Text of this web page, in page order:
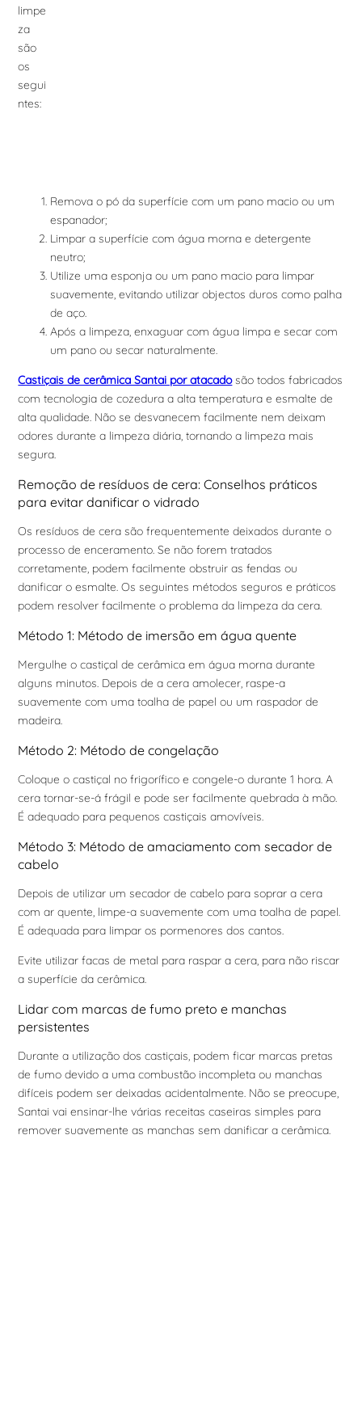
limpe
za
são
os
segui
ntes:
Remova o pó da superfície com um pano macio ou um
espanador;
Limpar a superfície com água morna e detergente
neutro;
Utilize uma esponja ou um pano macio para limpar
suavemente, evitando utilizar objectos duros como palha
de aço.
Após a limpeza, enxaguar com água limpa e secar com
um pano ou secar naturalmente.
Castiçais de cerâmica Santai por atacadosão todos fabricados
com tecnologia de cozedura a alta temperatura e esmalte de
alta qualidade. Não se desvanecem facilmente nem deixam
odores durante a limpeza diária, tornando a limpeza mais
segura.
Remoção de resíduos de cera: Conselhos práticos
para evitar danificar o vidrado
Os resíduos de cera são frequentemente deixados durante o
processo de enceramento. Se não forem tratados
corretamente, podem facilmente obstruir as fendas ou
danificar o esmalte. Os seguintes métodos seguros e práticos
podem resolver facilmente o problema da limpeza da cera.
Método 1: Método de imersão em água quente
Mergulhe o castiçal de cerâmica em água morna durante
alguns minutos. Depois de a cera amolecer, raspe-a
suavemente com uma toalha de papel ou um raspador de
madeira.
Método 2: Método de congelação
Coloque o castiçal no frigorífico e congele-o durante 1 hora. A
cera tornar-se-á frágil e pode ser facilmente quebrada à mão.
É adequado para pequenos castiçais amovíveis.
Método 3: Método de amaciamento com secador de
cabelo
Depois de utilizar um secador de cabelo para soprar a cera
com ar quente, limpe-a suavemente com uma toalha de papel.
É adequada para limpar os pormenores dos cantos.
Evite utilizar facas de metal para raspar a cera, para não riscar
a superfície da cerâmica.
Lidar com marcas de fumo preto e manchas
persistentes
Durante a utilização dos castiçais, podem ficar marcas pretas
de fumo devido a uma combustão incompleta ou manchas
difíceis podem ser deixadas acidentalmente. Não se preocupe,
Santai vai ensinar-lhe várias receitas caseiras simples para
remover suavemente as manchas sem danificar a cerâmica.